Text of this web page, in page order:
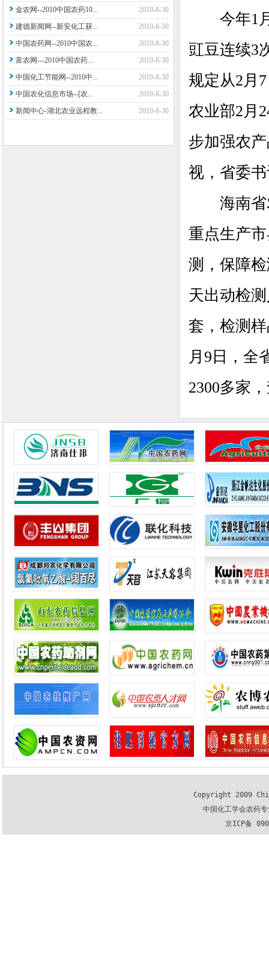
金农网--2010中国农药10...
2010-8-30
建德新闻网--新安化工获...
2010-8-30
中国农药网--2010中国农...
2010-8-30
富农网---2010中国农药...
2010-8-30
中国化工节能网--2010中...
2010-8-30
中国农化信息市场--[农...
2010-8-30
新闻中心-湖北农业远程教...
2010-8-30
今年1月
豇豆连续3
规定从2月
农业部2月
步加强农
视，省委
海南省农
重点生产
测，保障
天出动检
套，检测
月9日，全
2300多家
Copyright 2009
中国化工学会农药
京ICP备